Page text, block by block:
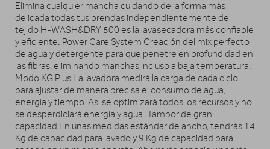
Elimina cualquier mancha cuidando de la forma más
delicada todas tus prendas independientemente del
tejido H-WASH&DRY 500 es la lavasecadora más confiable
y eficiente. Power Care System Creación del mix perfecto
de agua y detergente para que penetre en profundidad en
las fibras, eliminando manchas incluso a baja temperatura.
Modo KG Plus La lavadora medirá la carga de cada ciclo
para ajustar de manera precisa el consumo de agua,
energía y tiempo. Así se optimizará todos los recursos y no
se desperdiciará energía y agua. Tambor de gran
capacidad En unas medidas estándar de ancho, tendrás 14
Kg de capacidad para lavado y 9 Kg de capacidad para